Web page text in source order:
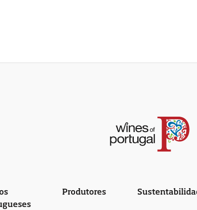
Produtores